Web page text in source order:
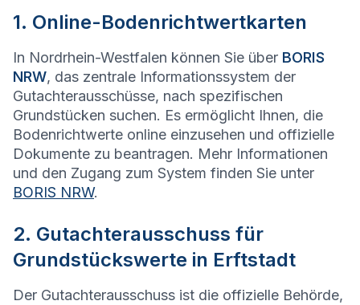
1. Online-Bodenrichtwertkarten
In Nordrhein-Westfalen können Sie über BORIS
NRW, das zentrale Informationssystem der
Gutachterausschüsse, nach spezifischen
Grundstücken suchen. Es ermöglicht Ihnen, die
Bodenrichtwerte online einzusehen und offizielle
Dokumente zu beantragen. Mehr Informationen
und den Zugang zum System finden Sie unter
BORIS NRW.
2. Gutachterausschuss für
Grundstückswerte in Erftstadt
Der Gutachterausschuss ist die offizielle Behörde,